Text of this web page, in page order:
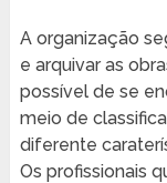
A organização
e arquivar as
possível de se
meio de
diferente
Os profissionais